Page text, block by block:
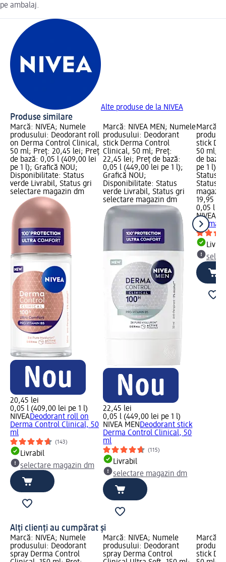
pe ambalaj.
Alte produse de la NIVEA
Produse similare
Marcă: NIVEA; Numele
produsului: Deodorant roll
on Derma Control Clinical,
50 ml; Preț: 20,45 lei; Preț
de bază: 0,05 l (409,00 lei
pe 1 l); Grafică NOU;
Disponibilitate: Status
verde Livrabil, Status gri
selectare magazin dm
20,45 lei
0,05 l (409,00 lei pe 1 l)
NIVEADeodorant roll on
Derma Control Clinical, 50
ml
(143)
Livrabil
selectare magazin dm
Marcă: NIVEA MEN; Numele
produsului: Deodorant
stick Derma Control
Clinical, 50 ml; Preț:
22,45 lei; Preț de bază:
0,05 l (449,00 lei pe 1 l);
Grafică NOU;
Disponibilitate: Status
verde Livrabil, Status gri
selectare magazin dm
22,45 lei
0,05 l (449,00 lei pe 1 l)
NIVEA MEN Deodorant stick
Derma Control Clinical, 50
ml
(115)
Livrabil
selectare magazin dm
Marcă:
stick
50 ml;
de
pe 1 l);
Status
Status
19,95 lei
0,05 l
NIVEA
Derma
Alți clienți au cumpărat și
Marcă: NIVEA; Numele
produsului: Deodorant
spray Derma Control
Marcă: NIVEA; Numele
produsului: Deodorant
spray Derma Control
Marcă:
stick